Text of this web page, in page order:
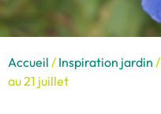
Accueil / Inspiration jardin
au 21 juillet